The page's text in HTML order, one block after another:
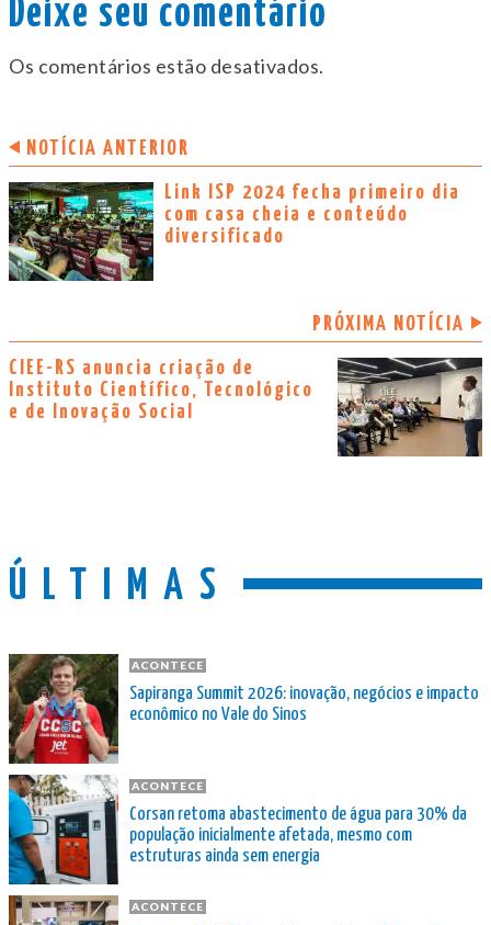
Deixe seu comentário
Os comentários estão desativados.
NOTÍCIA ANTERIOR
Link ISP 2024 fecha primeiro dia
com casa cheia e conteúdo
diversificado
PRÓXIMA NOTÍCIA
CIEE-RS anuncia criação de
Instituto Científico, Tecnológico
e de Inovação Social
ÚLTIMAS
ACONTECE
Sapiranga Summit 2026: inovação, negócios e impacto
econômico no Vale do Sinos
ACONTECE
Corsan retoma abastecimento de água para 30% da
população inicialmente afetada, mesmo com
estruturas ainda sem energia
ACONTECE